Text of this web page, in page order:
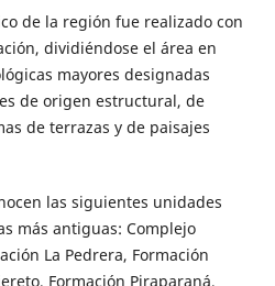
de la región fue realizado con
dividiéndose el área en
mayores designadas
de origen estructural, de
de terrazas y de paisajes
las siguientes unidades
más antiguas: Complejo
La Pedrera, Formación
Formación Piraparaná,